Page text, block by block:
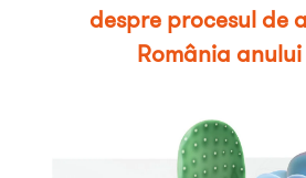
despre procesul de
România anului